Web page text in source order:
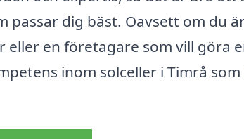
passar dig bäst. Oavsett om du
eller en företagare som vill göra
inom solceller i Timrå